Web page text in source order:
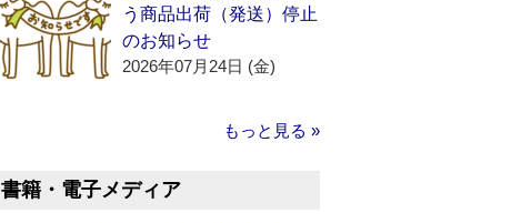
う商品出荷（発送）停止
のお知らせ
2026年07月24日 (金)
もっと見る »
書籍・電子メディア